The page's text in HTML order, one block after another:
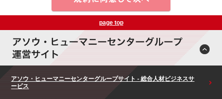
page top
アソウ・ヒューマニーセンターグループサイト - 総合人材ビジネスサ
ービス